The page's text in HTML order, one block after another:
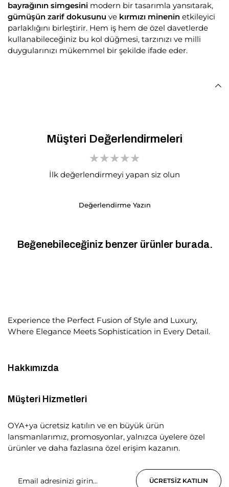
bayrağının simgesini modern bir tasarımla yansıtarak,
gümüşün zarif dokusunu ve kırmızı minenin etkileyici
parlaklığını birleştirir. Hem iş hem de özel davetlerde
kullanabileceğiniz bu kol düğmesi, tarzınızı ve milli
duygularınızı mükemmel bir şekilde ifade eder.
Müşteri Değerlendirmeleri
İlk değerlendirmeyi yapan siz olun
Değerlendirme Yazın
Beğenebileceğiniz benzer ürünler burada.
Experience the Perfect Fusion of Style and Luxury,
Where Elegance Meets Sophistication in Every Detail.
Hakkımızda
Müşteri Hizmetleri
OYA+ya ücretsiz katılın ve en büyük ürün
lansmanlarımız, promosyonlar, yalnızca üyelere özel
ürünler ve daha fazlasına özel erişim kazanın.
ÜCRETSIZ KATILIN